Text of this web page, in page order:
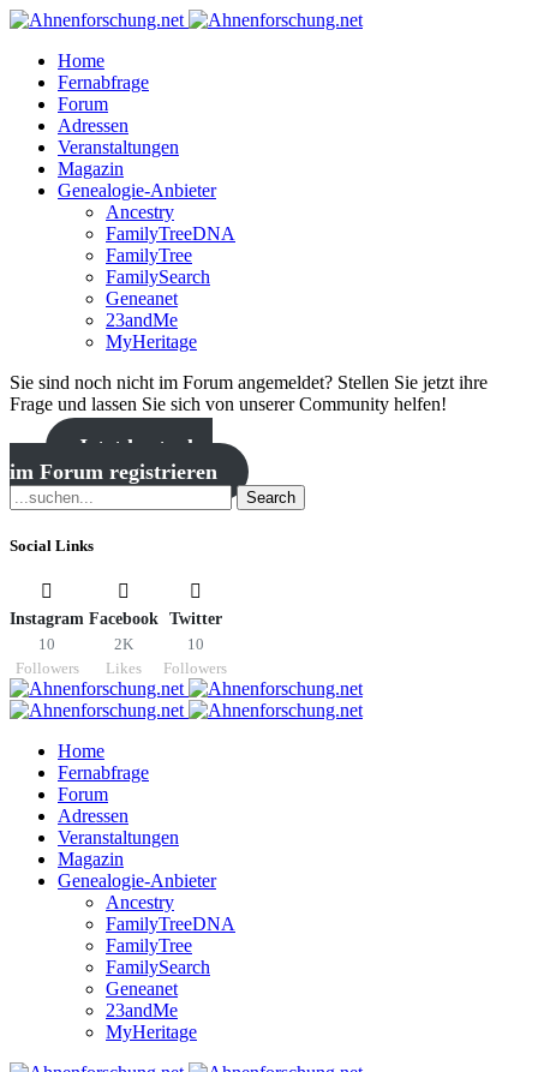
Home
Fernabfrage
Forum
Adressen
Veranstaltungen
Magazin
Genealogie-Anbieter
Ancestry
FamilyTreeDNA
FamilyTree
FamilySearch
Geneanet
23andMe
MyHeritage
Sie sind noch nicht im Forum angemeldet? Stellen Sie jetzt ihre
Frage und lassen Sie sich von unserer Community helfen!
Jetzt kostenlos
im Forum registrieren
Search
Social Links
Instagram
10
Followers
Facebook
2K
Likes
Twitter
10
Followers
Home
Fernabfrage
Forum
Adressen
Veranstaltungen
Magazin
Genealogie-Anbieter
Ancestry
FamilyTreeDNA
FamilyTree
FamilySearch
Geneanet
23andMe
MyHeritage